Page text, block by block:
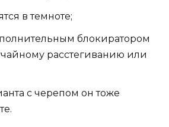
в темноте;
блокиратором
расстегиванию или
с черепом он тоже